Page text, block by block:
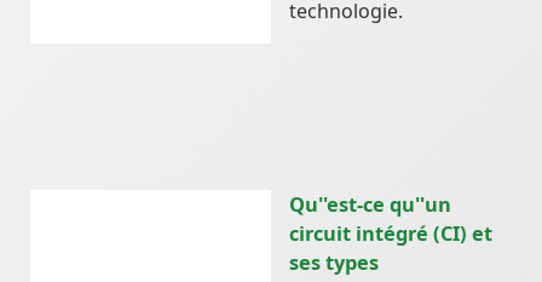
technologie.
Qu''est-ce qu''un
circuit intégré (CI) et
ses types